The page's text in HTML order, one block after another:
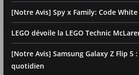
[Notre Avis] Spy x Family: Code White
LEGO dévoile la LEGO Technic
[Notre Avis] Samsung Galaxy Z Flip
quotidien